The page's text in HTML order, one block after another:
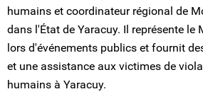
humains et coordinateur régional de
dans l'État de Yaracuy. Il représente
lors d'événements publics et fournit
et une assistance aux victimes de
humains à Yaracuy.